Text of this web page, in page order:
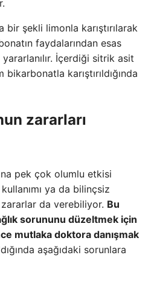
şekli limonla karıştırılarak
faydalarından esas
İçerdiği sitrik asit
karıştırıldığında
zararları
pek çok olumlu etkisi
ya da bilinçsiz
da verebiliyor. Bu
sorununu düzeltmek için
mutlaka doktora danışmak
aşağıdaki sorunlara